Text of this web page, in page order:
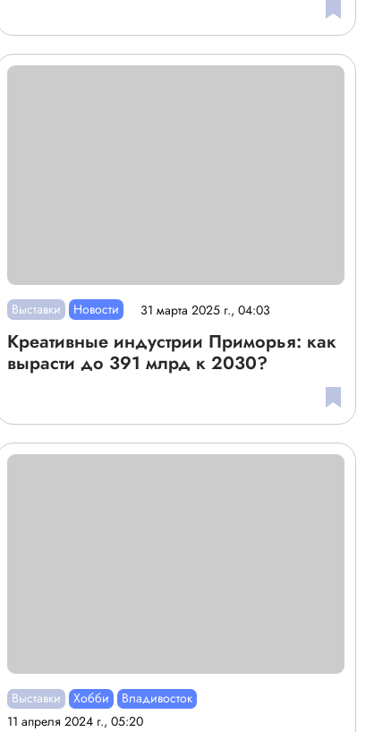
Выставки Новости 31 марта 2025 г., 04:03
Креативные индустрии Приморья: как
вырасти до 391 млрд к 2030?
Выставки Хобби
Владивосток
11 апреля 2024 г., 05:20